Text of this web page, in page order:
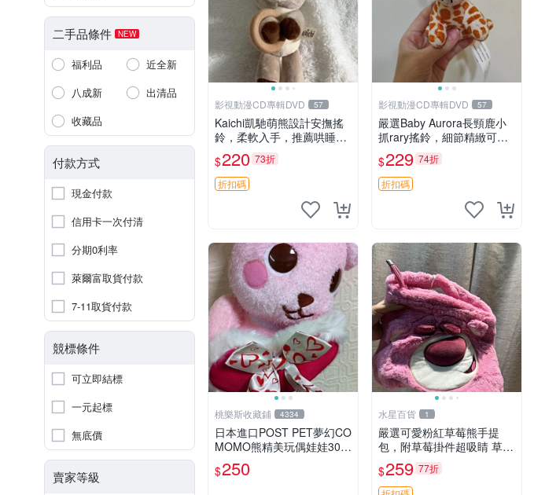
二手品條件 NEW
福利品
近全新
八成新
出清品
收藏品
付款方式
現金付款
信用卡一次付清
分期0利率
萊爾富取貨付款
7-11取貨付款
競標條件
可立即結標
一元起標
無底價
賣家等級
影視動漫CD專輯DVD 57
Kaichi凱馳萌熊設計安撫搖
鈴，柔軟入手，推薦哄睡好
選擇 熊公仔 安撫玩具 喂食
環
$220 73折
折扣碼
影視動漫CD專輯DVD 57
嚴選Baby Aurora長頸鹿小
抓rary搖鈴，細節精緻可聆
聽清脆鈴音 軟萌可愛 定制
紀念 金屬搖鈴 新手媽咪推
薦 長頸鹿 抓rary 搖鈴
$229 74折
折扣碼
桃樂斯收藏鋪 4334
日本進口POST PET夢幻CO
MOMO熊精美玩偶娃娃30c
m
$250
水星百貨 1
嚴選可愛粉紅草莓熊手提
包，附草莓掛件超吸睛 草莓
熊手提包 草莓掛件 可愛port
unese
$259 77折